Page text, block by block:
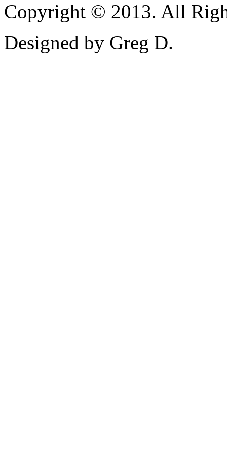
Copyright © 2013. All
Designed by Greg D.